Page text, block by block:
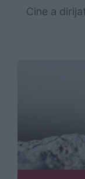
Cine a